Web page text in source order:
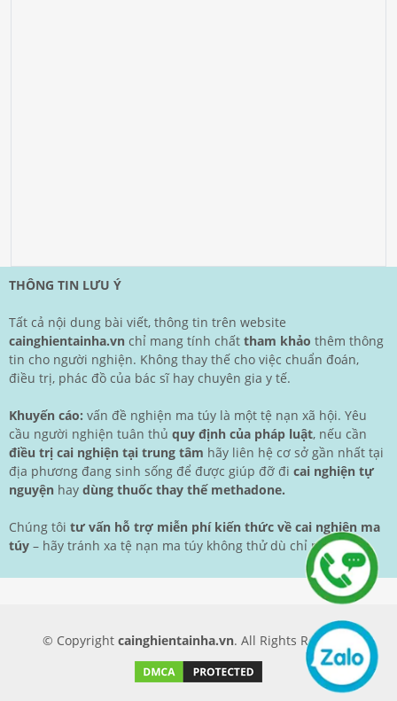
THÔNG TIN LƯU Ý
Tất cả nội dung bài viết, thông tin trên website
cainghientainha.vn chỉ mang tính chất tham khảo thêm thông
tin cho người nghiện. Không thay thế cho việc chuẩn đoán,
điều trị, phác đồ của bác sĩ hay chuyên gia y tế.
Khuyến cáo: vấn đề nghiện ma túy là một tệ nạn xã hội. Yêu
cầu người nghiện tuân thủ quy định của pháp luật, nếu cần
điều trị cai nghiện tại trung tâm hãy liên hệ cơ sở gần nhất tại
địa phương đang sinh sống để được giúp đỡ đi cai nghiện tự
nguyện hay dùng thuốc thay thế methadone.
Chúng tôi tư vấn hỗ trợ miễn phí kiến thức về cai nghiện ma
túy – hãy tránh xa tệ nạn ma túy không thử dù chỉ một lần.
© Copyright cainghientainha.vn. All Rights Reserved